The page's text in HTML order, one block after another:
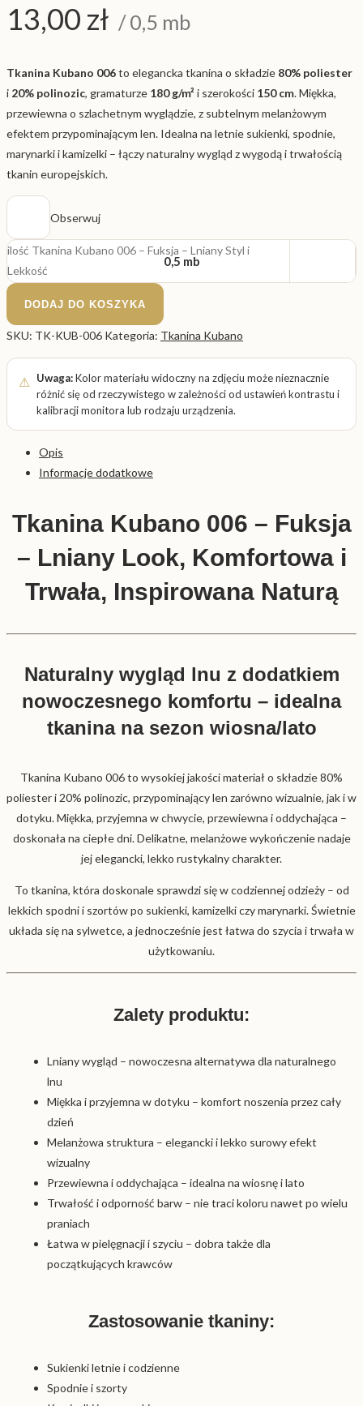
13,00 zł / 0,5 mb
Tkanina Kubano 006to elegancka tkanina o składzie 80% poliester
i 20% polinozic, gramaturze 180 g/m² i szerokości 150 cm. Miękka,
przewiewna o szlachetnym wyglądzie, z subtelnym melanżowym
efektem przypominającym len. Idealna na letnie sukienki, spodnie,
marynarki i kamizelki – łączy naturalny wygląd z wygodą i trwałością
tkanin europejskich.
Obserwuj
ilość Tkanina Kubano 006 – Fuksja – Lniany Styl i
Lekkość
0,5 mb
DODAJ DO KOSZYKA
SKU: TK-KUB-006 Kategoria: Tkanina Kubano
Uwaga:Kolor materiału widoczny na zdjęciu może nieznacznie
różnić się od rzeczywistego w zależności od ustawień kontrastu i
kalibracji monitora lub rodzaju urządzenia.
Opis
Informacje dodatkowe
Tkanina Kubano 006 – Fuksja
– Lniany Look, Komfortowa i
Trwała, Inspirowana Naturą
Naturalny wygląd lnu z dodatkiem
nowoczesnego komfortu – idealna
tkanina na sezon wiosna/lato
Tkanina Kubano 006 to wysokiej jakości materiał o składzie 80%
poliester i 20% polinozic, przypominający len zarówno wizualnie, jak i w
dotyku. Miękka, przyjemna w chwycie, przewiewna i oddychająca –
doskonała na ciepłe dni. Delikatne, melanżowe wykończenie nadaje
jej elegancki, lekko rustykalny charakter.
To tkanina, która doskonale sprawdzi się w codziennej odzieży – od
lekkich spodni i szortów po sukienki, kamizelki czy marynarki. Świetnie
układa się na sylwetce, a jednocześnie jest łatwa do szycia i trwała w
użytkowaniu.
Zalety produktu:
Lniany wygląd – nowoczesna alternatywa dla naturalnego
lnu
Miękka i przyjemna w dotyku – komfort noszenia przez cały
dzień
Melanżowa struktura – elegancki i lekko surowy efekt
wizualny
Przewiewna i oddychająca – idealna na wiosnę i lato
Trwałość i odporność barw – nie traci koloru nawet po wielu
praniach
Łatwa w pielęgnacji i szyciu – dobra także dla
początkujących krawców
Zastosowanie tkaniny:
Sukienki letnie i codzienne
Spodnie i szorty